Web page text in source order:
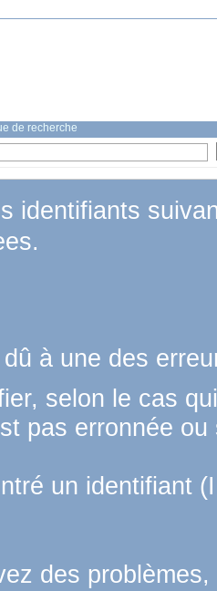
de recherche
identifiants
à une des
selon le cas
pas erronnée
un identifiant
des